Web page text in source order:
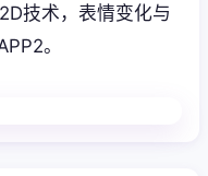
技术，表情变化与
。